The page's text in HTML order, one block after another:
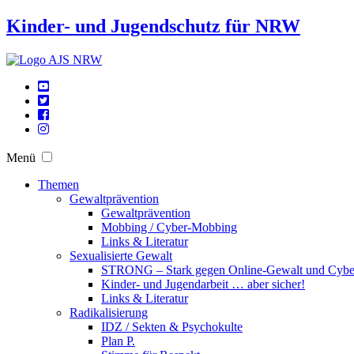
Kinder- und Jugendschutz für NRW
Menü
Themen
Gewaltprävention
Gewaltprävention
Mobbing / Cyber-Mobbing
Links & Literatur
Sexualisierte Gewalt
STRONG – Stark gegen Online-Gewalt und
Kinder- und Jugendarbeit … aber sicher!
Links & Literatur
Radikalisierung
IDZ / Sekten & Psychokulte
Plan P.